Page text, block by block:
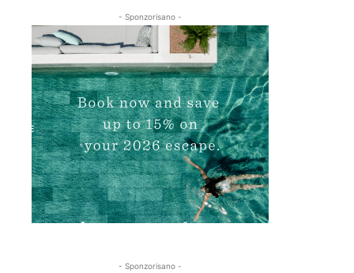
- Sponzorisano -
- Sponzorisano -